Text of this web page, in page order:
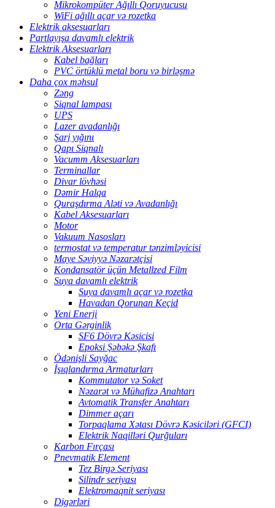
Mikrokompüter Ağıllı Qoruyucusu
WiFi ağıllı açar və rozetka
Elektrik aksesuarları
Partlayışa davamlı elektrik
Elektrik Aksesuarları
Kabel bağları
PVC örtüklü metal boru və birləşmə
Daha çox məhsul
Zəng
Siqnal lampası
UPS
Lazer avadanlığı
Şarj yığını
Qapı Siqnalı
Vacumm Aksesuarları
Terminallar
Divar lövhəsi
Dəmir Halqa
Quraşdırma Aləti və Avadanlığı
Kabel Aksesuarları
Motor
Vakuum Nasosları
termostat və temperatur tənzimləyicisi
Maye Səviyyə Nəzarətçisi
Kondansatör üçün Metallzed Film
Suya davamlı elektrik
Suya davamlı açar və rozetka
Havadan Qorunan Keçid
Yeni Enerji
Orta Gərginlik
SF6 Dövrə Kəsicisi
Epoksi Şəbəkə Şkafı
Ödənişli Sayğac
İşıqlandırma Armaturları
Kommutator və Soket
Nəzarət və Mühafizə Anahtarı
Avtomatik Transfer Anahtarı
Dimmer açarı
Torpaqlama Xətası Dövrə Kəsiciləri (GFCI)
Elektrik Naqilləri Qurğuları
Karbon Fırçası
Pnevmatik Element
Tez Birgə Seriyası
Silindr seriyası
Elektromaqnit seriyası
Digərləri